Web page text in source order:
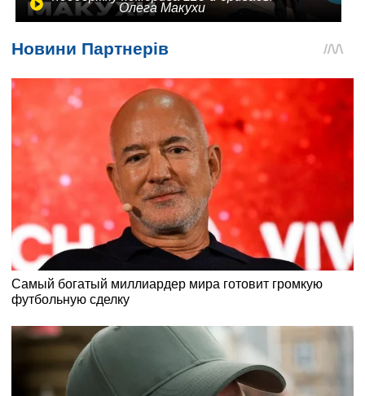
Олега Макухи